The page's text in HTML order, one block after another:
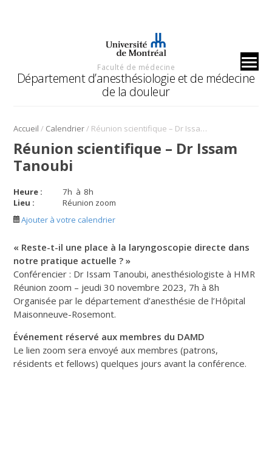
Faculté de médecine
Département d’anesthésiologie et de médecine
de la douleur
Accueil / Calendrier/ Réunion scientifique – Dr Issam Tanoubi
Réunion scientifique – Dr Issam
Tanoubi
Heure : 7h à 8h
Lieu :
Réunion zoom
Ajouter à votre calendrier
« Reste-t-il une place à la laryngoscopie directe dans
notre pratique actuelle ? »
Conférencier : Dr Issam Tanoubi, anesthésiologiste à HMR
Réunion zoom – jeudi 30 novembre 2023, 7h à 8h
Organisée par le département d’anesthésie de l’Hôpital
Maisonneuve-Rosemont.
Événement réservé aux membres du DAMD
Le lien zoom sera envoyé aux membres (patrons,
résidents et fellows) quelques jours avant la conférence.